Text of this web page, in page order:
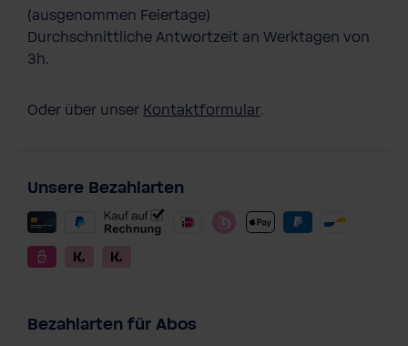
(ausgenommen Feiertage)
Durchschnittliche Antwortzeit an Werktagen von
3h.
Oder über unser Kontaktformular.
Unsere Bezahlarten
Bezahlarten für Abos